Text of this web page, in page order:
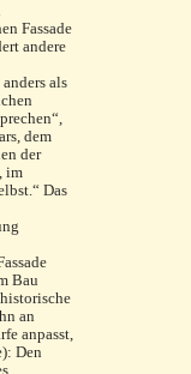
Fassade
andere
als
dem
der
im
Das
Bau
an
anpasst,
Den